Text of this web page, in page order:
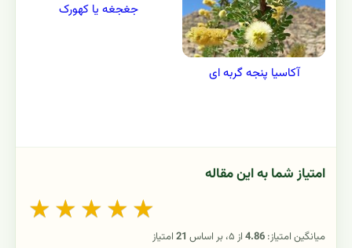
آکاسیا پنجه گربه ای
جغجغه یا کهورک
امتیاز شما به این مقاله
★ ★ ★ ★ ★
میانگین امتیاز: 4.86از ۵، بر اساس 21امتیاز